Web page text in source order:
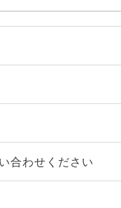
合わせください